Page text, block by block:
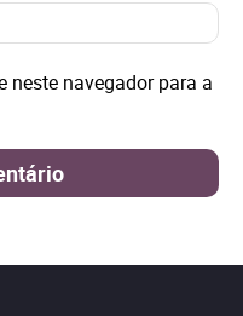
E-
neste navegador para a